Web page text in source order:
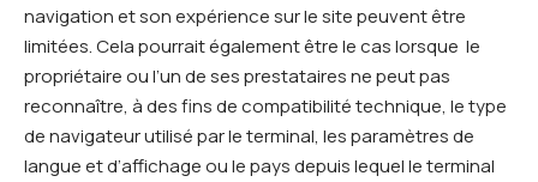
navigation et son expérience sur le site peuvent être
limitées. Cela pourrait également être le cas lorsque le
propriétaire ou l’un de ses prestataires ne peut pas
reconnaître, à des fins de compatibilité technique, le type
de navigateur utilisé par le terminal, les paramètres de
langue et d’affichage ou le pays depuis lequel le terminal